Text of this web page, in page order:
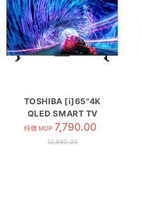
TOSHIBA [i]65"4K
QLED SMART TV
65Z670NK
特價 MOP 7,790.00
12,990.00